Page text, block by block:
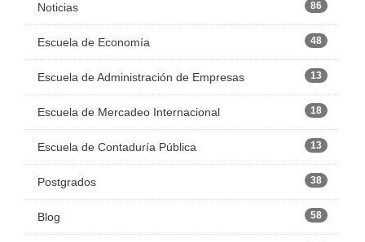
Noticias 86
Escuela de Economía 48
Escuela de Administración de Empresas 13
Escuela de Mercadeo Internacional 18
Escuela de Contaduría Pública 13
Postgrados 38
Blog 58